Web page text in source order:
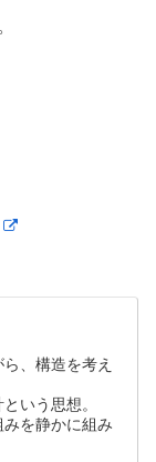
、構造を考え
いう思想。
を静かに組み